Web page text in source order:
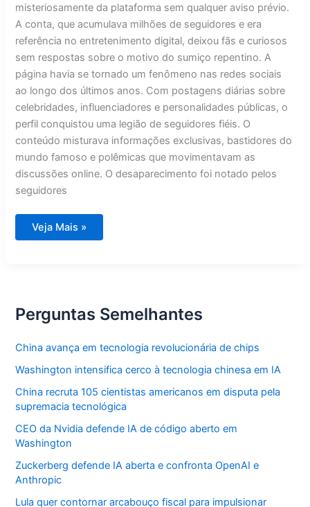
misteriosamente da plataforma sem qualquer aviso prévio.
A conta, que acumulava milhões de seguidores e era
referência no entretenimento digital, deixou fãs e curiosos
sem respostas sobre o motivo do sumiço repentino. A
página havia se tornado um fenômeno nas redes sociais
ao longo dos últimos anos. Com postagens diárias sobre
celebridades, influenciadores e personalidades públicas, o
perfil conquistou uma legião de seguidores fiéis. O
conteúdo misturava informações exclusivas, bastidores do
mundo famoso e polêmicas que movimentavam as
discussões online. O desaparecimento foi notado pelos
seguidores
Maior
perfil
Veja Mais »
Perguntas Semelhantes
China avança em tecnologia revolucionária de chips
Washington intensifica cerco à tecnologia chinesa em IA
China recruta 105 cientistas americanos em disputa pela
supremacia tecnológica
CEO da Nvidia defende IA de código aberto em
Washington
Zuckerberg defende IA aberta e confronta OpenAI e
Anthropic
Lula quer contornar arcabouço fiscal para impulsionar